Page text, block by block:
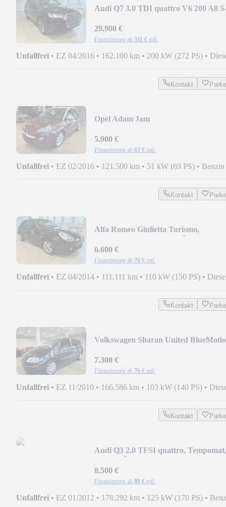
Audi Q7 3.0 TDI quattro V6 200 A8
29.900 €
Finanzierung ab 311 € mtl.
Unfallfrei • EZ 04/2016 • 162.100 km • 200 kW (272 PS) •
Kontakt
Opel Adam Jam
5.900 €
Finanzierung ab 63 € mtl.
Unfallfrei • EZ 02/2016 • 121.500 km • 51 kW (69 PS) • Benzin
Kontakt
Alfa Romeo Giulietta Turismo,
6.600 €
Finanzierung ab 70 € mtl.
Unfallfrei • EZ 04/2014 • 111.111 km • 110 kW (150 PS) •
Kontakt
Volkswagen Sharan United
7.300 €
Finanzierung ab 76 € mtl.
Unfallfrei • EZ 11/2010 • 166.586 km • 103 kW (140 PS) •
Kontakt
Audi Q3 2.0 TFSI quattro, Tempomat,
8.500 €
Finanzierung ab 89 € mtl.
Unfallfrei • EZ 01/2012 • 178.292 km • 125 kW (170 PS) •